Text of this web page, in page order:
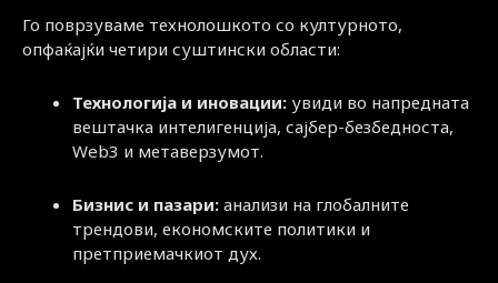
Го поврзуваме технолошкото со културното,
опфаќајќи четири суштински области:
Технологија и иновации: увиди во напредната
вештачка интелигенција, сајбер-безбедноста,
Web3 и метаверзумот.
Бизнис и пазари: анализи на глобалните
трендови, економските политики и
претприемачкиот дух.